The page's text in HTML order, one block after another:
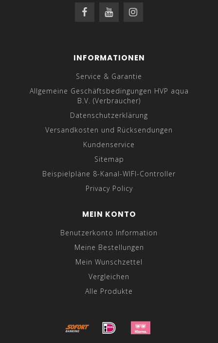
INFORMATIONEN
Service & Garantie
Allgemeine Geschäftsbedingungen HVP aqua
B.V. (Verbraucher)
Datenschutzerklärung
Versandkosten und Rücksendungen
Kundenservice
Sitemap
Beispielpläne 8-Kanal-WIFI-Controller
Privacy Policy
MEIN KONTO
Benutzerkonto Information
Meine Bestellungen
Mein Wunschzettel
Vergleichen
Alle Produkte